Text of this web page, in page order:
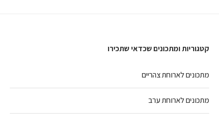
קטגוריות ומתכונים שכדאי שתכירו
מתכונים לארוחת צהריים
מתכונים לארוחת ערב